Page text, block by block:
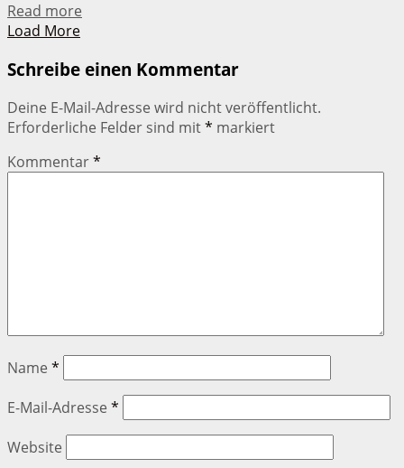
Read more
Load More
Schreibe einen Kommentar
Deine E-Mail-Adresse wird nicht veröffentlicht.
Erforderliche Felder sind mit* markiert
Kommentar*
Name *
E-Mail-Adresse *
Website